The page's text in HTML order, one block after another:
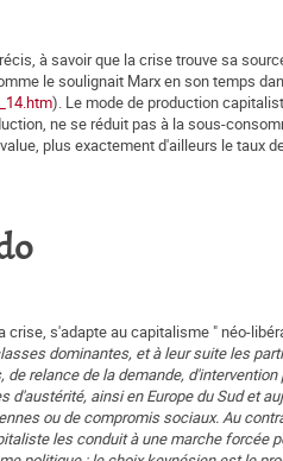
à savoir que la crise trouve sa
le soulignait Marx en son temps
). Le mode de production
ne se réduit pas à la sous-
plus exactement d'ailleurs le taux
s'adapte au capitalisme " néo-
dominantes, et à leur suite les
relance de la demande,
ainsi en Europe du Sud et
ou de compromis sociaux. Au
les conduit à une marche forcée